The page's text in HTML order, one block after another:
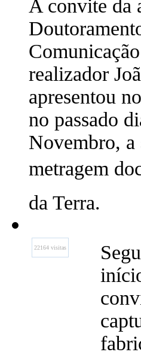
A convite da
realizador
apresentou
no passado
Novembro, a
metragem
da Terra.
22164 visitas